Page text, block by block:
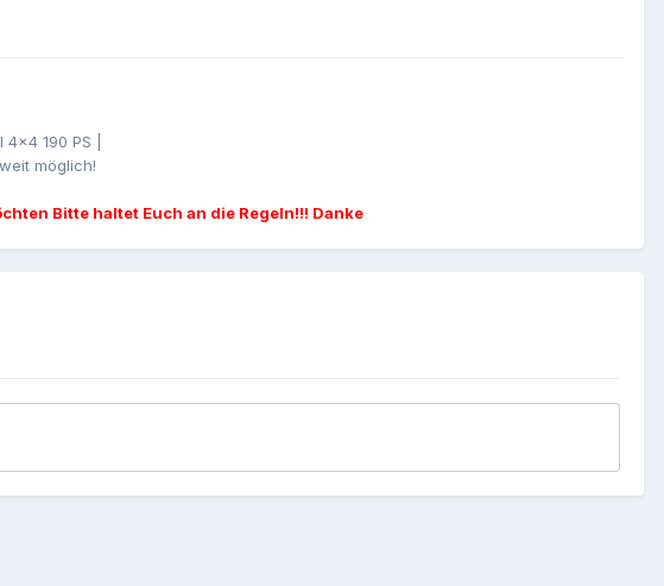
190 PS |
möglich!
Bitte haltet Euch an die Regeln!!! Danke